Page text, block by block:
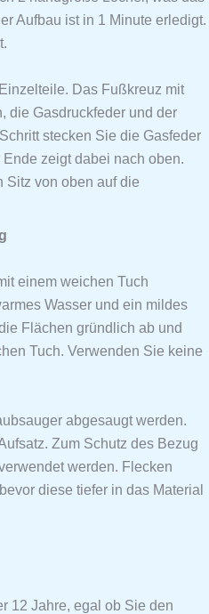
Aufbau ist in 1 Minute erledigt.
Das Fußkreuz mit
die Gasdruckfeder und der
stecken Sie die Gasfeder
zeigt dabei nach oben.
von oben auf die
einem weichen Tuch
Wasser und ein mildes
Flächen gründlich ab und
Tuch. Verwenden Sie keine
abgesaugt werden.
Zum Schutz des Bezug
werden. Flecken
diese tiefer in das Material
12 Jahre, egal ob Sie den